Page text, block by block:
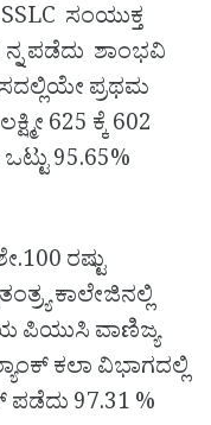
ಸಂಯುಕ್ತ
ಪಡೆದು ಶಾಂಭವಿ
ಪ್ರಥಮ
625 ಕ್ಕೆ 602
95.65%
ರಷ್ಟು
ಕಾಲೇಜಿನಲ್ಲಿ
ಪಿಯುಸಿ ವಾಣಿಜ್ಯ
ಕಲಾ ವಿಭಾಗದಲ್ಲಿ
ಪಡೆದು 97.31 %